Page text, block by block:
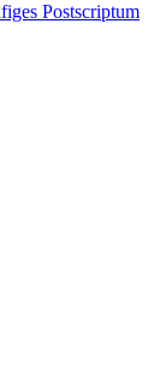
Postscriptum